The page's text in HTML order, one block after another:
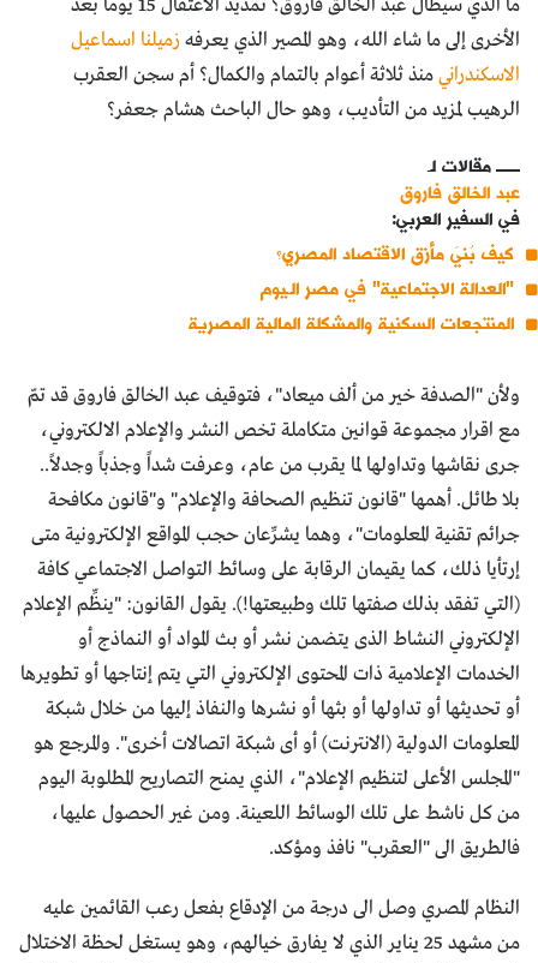
ما الذي سيطال عبد الخالق فاروق؟ تمديد الاعتقال 15 يوماً بعد
الأخرى إلى ما شاء الله، وهو المصير الذي يعرفه زميلنا اسماعيل
الاسكندرانيمنذ ثلاثة أعوام بالتمام والكمال؟ أم سجن العقرب
الرهيب لمزيد من التأديب، وهو حال الباحث هشام جعفر؟
مقالات لـ
عبد الخالق فاروق
في السفير العربي:
كيف بُنيَ مأزق الاقتصاد المصري؟
"العدالة الاجتماعية" في مصر الـيوم
المنتجعات السكنية والمشكلة المالية المصرية
ولأن "الصدفة خير من ألف ميعاد"، فتوقيف عبد الخالق فاروق قد تمّ
مع اقرار مجموعة قوانين متكاملة تخص النشر والإعلام الالكتروني،
جرى نقاشها وتداولها لما يقرب من عام، وعرفت شداً وجذباً وجدلاً..
بلا طائل. أهمها "قانون تنظيم الصحافة والإعلام" و"قانون مكافحة
جرائم تقنية المعلومات"، وهما يشرِّعان حجب المواقع الإلكترونية متى
إرتأيا ذلك، كما يقيمان الرقابة على وسائط التواصل الاجتماعي كافة
(التي تفقد بذلك صفتها تلك وطبيعتها!). يقول القانون: "ينظِّم الإعلام
الإلكتروني النشاط الذى يتضمن نشر أو بث المواد أو النماذج أو
الخدمات الإعلامية ذات المحتوى الإلكتروني التي يتم إنتاجها أو تطويرها
أو تحديثها أو تداولها أو بثها أو نشرها والنفاذ إليها من خلال شبكة
المعلومات الدولية (الانترنت) أو أى شبكة اتصالات أخرى". والمرجع هو
"المجلس الأعلى لتنظيم الإعلام"، الذي يمنح التصاريح المطلوبة اليوم
من كل ناشط على تلك الوسائط اللعينة. ومن غير الحصول عليها،
فالطريق الى "العقرب" نافذ ومؤكد.
النظام المصري وصل الى درجة من الإدقاع بفعل رعب القائمين عليه
من مشهد 25 يناير الذي لا يفارق خيالهم، وهو يستغل لحظة الاختلال